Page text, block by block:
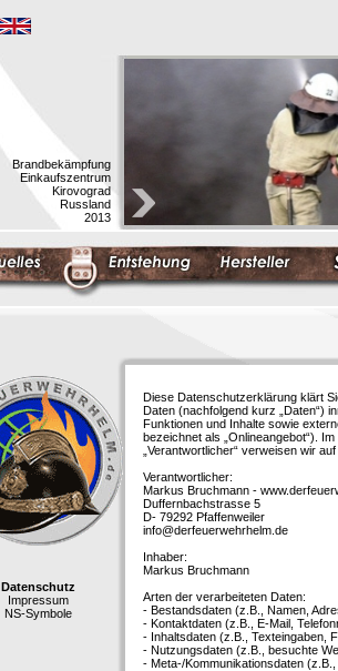
Brandbekämpfung
Einkaufszentrum
Kirovograd
Russland
2013
Datenschutz
Impressum
NS-Symbole
Diese Datenschutzerklärung klärt
Daten (nachfolgend kurz „Daten“)
Funktionen und Inhalte sowie
bezeichnet als „Onlineangebot“).
„Verantwortlicher“ verweisen wir
Verantwortlicher:
Markus Bruchmann -
Duffernbachstrasse 5
D- 79292 Pfaffenweiler
info@derfeuerwehrhelm.de
Inhaber:
Markus Bruchmann
Arten der verarbeiteten Daten:
- Bestandsdaten (z.B., Namen,
- Kontaktdaten (z.B., E-Mail,
- Inhaltsdaten (z.B., Texteingaben,
- Nutzungsdaten (z.B., besuchte
- Meta-/Kommunikationsdaten